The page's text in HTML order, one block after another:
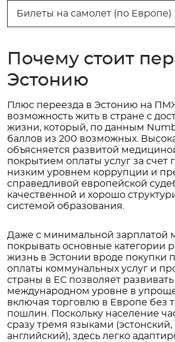
Билеты на самолет (по Европе)
Почему стоит
Эстонию
Плюс переезда в Эстонию на
возможность жить в стране с
жизни, который, по данным
баллов из 200 возможных.
объясняется развитой
покрытием оплаты услуг за счет
низким уровнем коррупции и
справедливой европейской
качественной и хорошо
системой образования.
Даже с минимальной зарплатой
покрывать основные категории
жизнь в Эстонии вроде покупки
оплаты коммунальных услуг и
страны в ЕС позволяет
международном уровне в
включая торговлю в Европе без
пошлин. Поскольку население
сразу тремя языками (эстонский,
английский), здесь легко